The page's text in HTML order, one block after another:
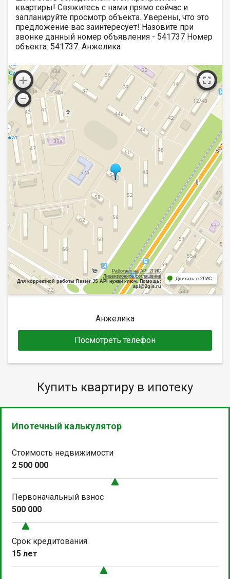
квартиры! Свяжитесь с нами прямо сейчас и
запланируйте просмотр объекта. Уверены, что это
предложение вас заинтересует! Назовите при
звонке данный номер объявления - 541737 Номер
объекта: 541737. Анжелика
Работает на API 2ГИС
Лицензионное соглашение
Для корректной работы Raster JS API нужен ключ. Помощь:
api@2gis.ru
Доехать с 2ГИС
Анжелика
Посмотреть телефон
Купить квартиру в ипотеку
Ипотечный калькулятор
Стоимость недвижимости
2 500 000
Первоначальный взнос
500 000
Срок кредитования
15 лет